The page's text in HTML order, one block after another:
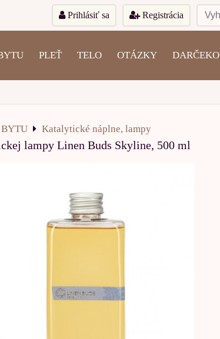
Prihlásiť sa Registrácia
PLEŤ TELO OTÁZKY
Katalytické náplne, lampy
lampy Linen Buds Skyline, 500 ml